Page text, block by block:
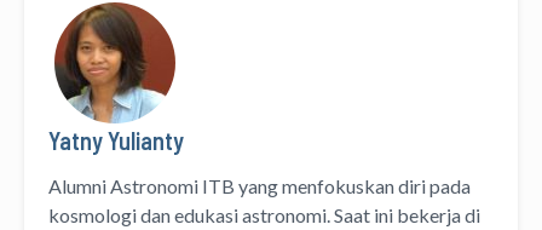
Yatny Yulianty
Alumni Astronomi ITB yang menfokuskan diri pada
kosmologi dan edukasi astronomi. Saat ini bekerja di